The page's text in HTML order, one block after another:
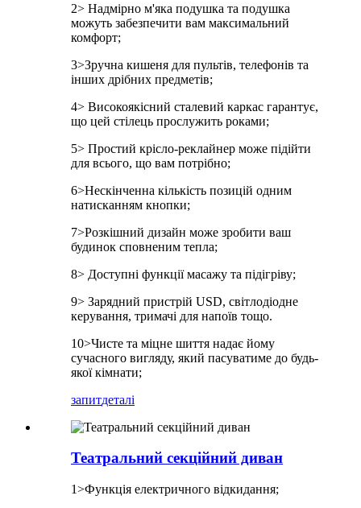
2> Надмірно м'яка подушка та подушка
можуть забезпечити вам максимальний
комфорт;
3>Зручна кишеня для пультів, телефонів та
інших дрібних предметів;
4> Високоякісний сталевий каркас гарантує,
що цей стілець прослужить роками;
5> Простий крісло-реклайнер може підійти
для всього, що вам потрібно;
6>Нескінченна кількість позицій одним
натисканням кнопки;
7>Розкішний дизайн може зробити ваш
будинок сповненим тепла;
8> Доступні функції масажу та підігріву;
9> Зарядний пристрій USD, світлодіодне
керування, тримачі для напоїв тощо.
10>Чисте та міцне шиття надає йому
сучасного вигляду, який пасуватиме до будь-
якої кімнати;
запитдеталі
Театральний секційний диван
1>Функція електричного відкидання;